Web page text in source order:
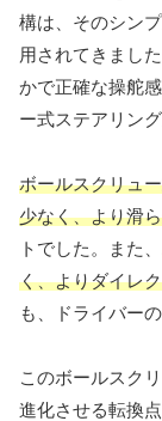
構は、そのシン
用されてきまし
かで正確な操舵
ー式ステアリン
ボールスクリュ
少なく、より滑
トでした。また、
く、よりダイレ
も、ドライバー
このボールスク
進化させる転換